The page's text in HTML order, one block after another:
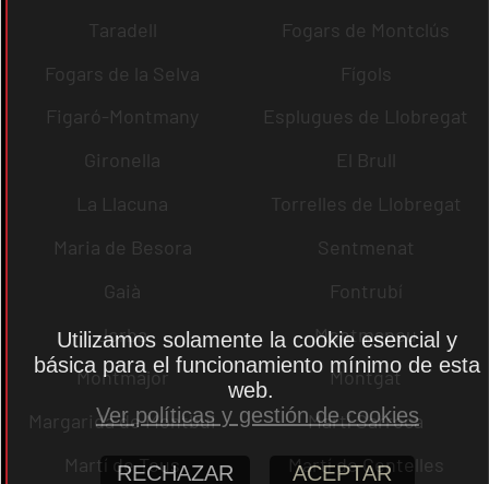
Taradell
Fogars de Montclús
Fogars de la Selva
Fígols
Figaró-Montmany
Esplugues de Llobregat
Gironella
El Brull
La Llacuna
Torrelles de Llobregat
Maria de Besora
Sentmenat
Gaià
Fontrubí
Jorba
Montmaneu
Montmajor
Montgat
Margarida de Montbui
Martí Sarroca
Martí de Tous
Martí de Centelles
Utilizamos solamente la cookie esencial y
básica para el funcionamiento mínimo de esta
web.
Ver políticas y gestión de cookies
RECHAZAR ACEPTAR